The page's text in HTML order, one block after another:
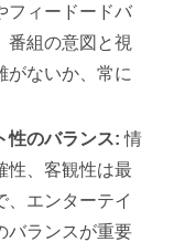
フィードードバ
番組の意図と視
がないか、常に
性のバランス: 情
性、客観性は最
、エンターテイ
バランスが重要